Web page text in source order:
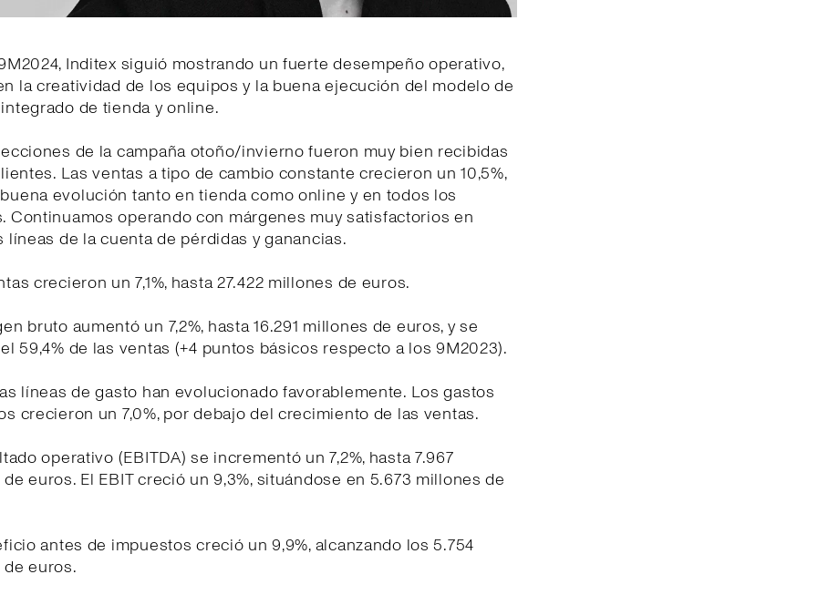
Inditex siguió mostrando un fuerte desempeño operativo,
la creatividad de los equipos y la buena ejecución del modelo de
de tienda y online.
de la campaña otoño/invierno fueron muy bien recibidas
Las ventas a tipo de cambio constante crecieron un 10,5%,
evolución tanto en tienda como online y en todos los
Continuamos operando con márgenes muy satisfactorios en
líneas de la cuenta de pérdidas y ganancias.
crecieron un 7,1%, hasta 27.422 millones de euros.
bruto aumentó un 7,2%, hasta 16.291 millones de euros, y se
59,4% de las ventas (+4 puntos básicos respecto a los 9M2023).
líneas de gasto han evolucionado favorablemente. Los gastos
crecieron un 7,0%, por debajo del crecimiento de las ventas.
operativo (EBITDA) se incrementó un 7,2%, hasta 7.967
euros. El EBIT creció un 9,3%, situándose en 5.673 millones de
antes de impuestos creció un 9,9%, alcanzando los 5.754
euros.